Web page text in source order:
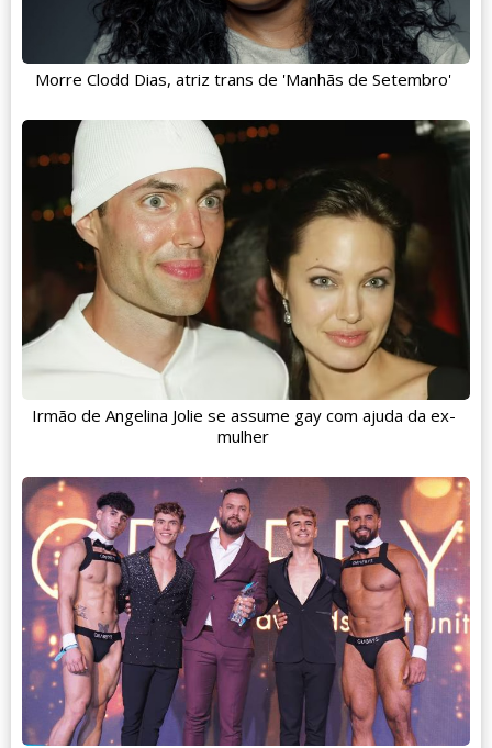
Morre Clodd Dias, atriz trans de 'Manhãs de Setembro'
Irmão de Angelina Jolie se assume gay com ajuda da ex-
mulher